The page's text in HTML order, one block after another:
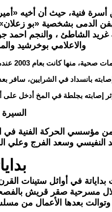
فنية، حيث أن أخيه
بفن الدمى بشخصية «بو
غريد الشاطئ ، والنجم احمد
والاعلامي بوخرشيد
2003 عندما تعرض لأزمة قلبية أثناء تصويره لمسلسل الحيالة
بانسداد في الشرايين، سافر
السيرة
من مؤسسي الحركة الفنية في
النفيسي وسعد الفرج وعلي
بداياتة في أوائل ستينات
مسرحية صقر قريش
بعدها الأعمال من